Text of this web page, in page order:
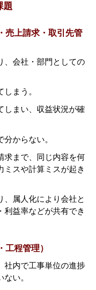
題
売上請求・取引先管
、会社・部門としての
まう。
しまい、収益状況が確
からない。
求まで、同じ内容を何
ミスや計算ミスが起き
、属人化により会社と
利益率などが共有でき
程管理）
社内で工事単位の進捗
ない。